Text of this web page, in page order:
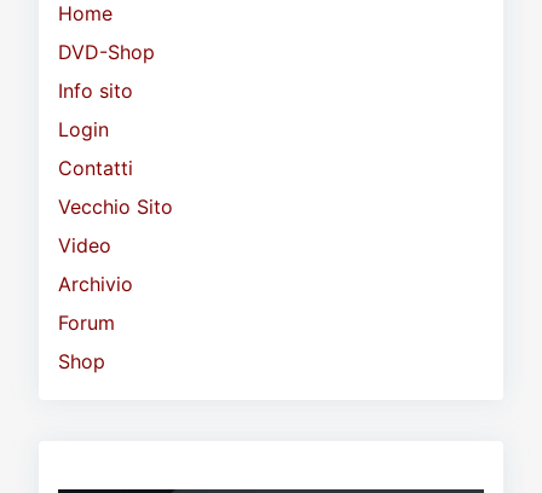
Home
DVD-Shop
Info sito
Login
Contatti
Vecchio Sito
Video
Archivio
Forum
Shop